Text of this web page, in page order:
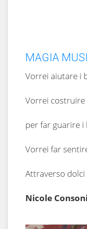
MAGIA
Vorrei aiutare i
Vorrei costruire
per far guarire i
Vorrei far
Attraverso dolci
Nicole Consoni